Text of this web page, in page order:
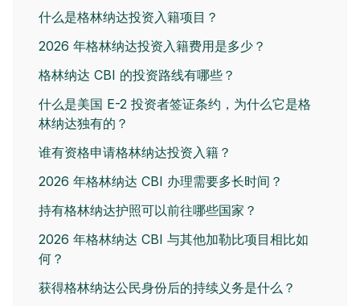
什么是格林纳达投资入籍项目？
2026 年格林纳达投资入籍费用是多少？
格林纳达 CBI 的投资路线有哪些？
什么是美国 E-2 投资者签证条约，为什么它是格
林纳达独有的？
谁有资格申请格林纳达投资入籍？
2026 年格林纳达 CBI 办理需要多长时间？
持有格林纳达护照可以前往哪些国家？
2026 年格林纳达 CBI 与其他加勒比项目相比如
何？
获得格林纳达公民身份后的持续义务是什么？